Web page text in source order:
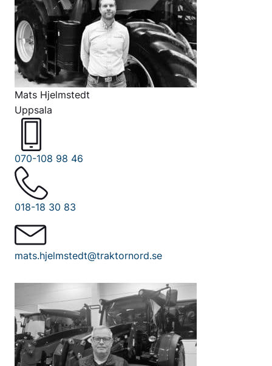
Mats Hjelmstedt
Uppsala
070-108 98 46
018-18 30 83
mats.hjelmstedt@traktornord.se